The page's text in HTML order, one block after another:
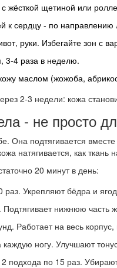
жёсткой щетиной или
к сердцу - по
руки. Избегайте зон с
3-4 раза в неделю.
маслом (жожоба,
2-3 недели: кожа
- не просто
Она подтягивается
натягивается, как ткань
20 минут в день:
Укрепляют бёдра и
нижнюю часть
Работает на весь
ногу. Улучшают
подхода по 15 раз.